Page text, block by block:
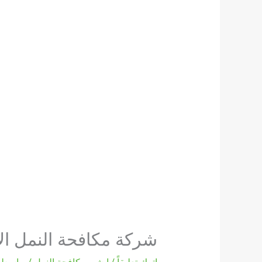
شركة مكافحة النمل